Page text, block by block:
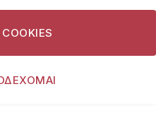
POLICY (EU)
ΔΙΑΦΗΜΙΣΤΕΙΤΕ